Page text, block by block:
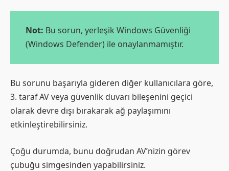
Not: Bu sorun, yerleşik Windows Güvenliği
(Windows Defender) ile onaylanmamıştır.
Bu sorunu başarıyla gideren diğer kullanıcılara göre,
3. taraf AV veya güvenlik duvarı bileşenini geçici
olarak devre dışı bırakarak ağ paylaşımını
etkinleştirebilirsiniz.
Çoğu durumda, bunu doğrudan AV’nizin görev
çubuğu simgesinden yapabilirsiniz.